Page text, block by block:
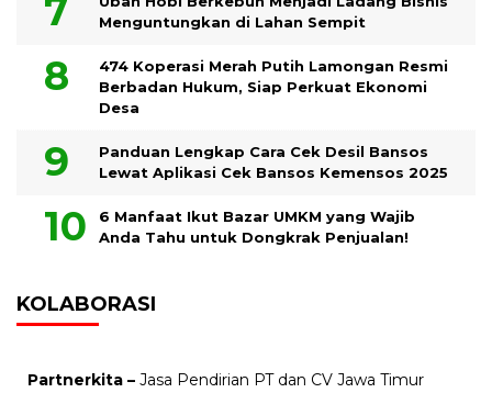
Menguntungkan di Lahan Sempit
474 Koperasi Merah Putih Lamongan Resmi
Berbadan Hukum, Siap Perkuat Ekonomi
Desa
Panduan Lengkap Cara Cek Desil Bansos
Lewat Aplikasi Cek Bansos Kemensos 2025
6 Manfaat Ikut Bazar UMKM yang Wajib
Anda Tahu untuk Dongkrak Penjualan!
KOLABORASI
Partnerkita – Jasa Pendirian PT dan CV Jawa Timur